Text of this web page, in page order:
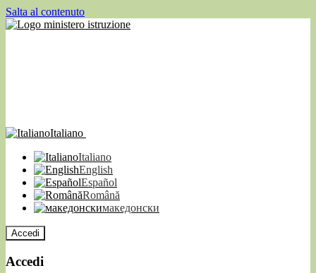
Salta al contenuto
Italiano
Italiano
English
Español
Română
македонски
Accedi
Accedi